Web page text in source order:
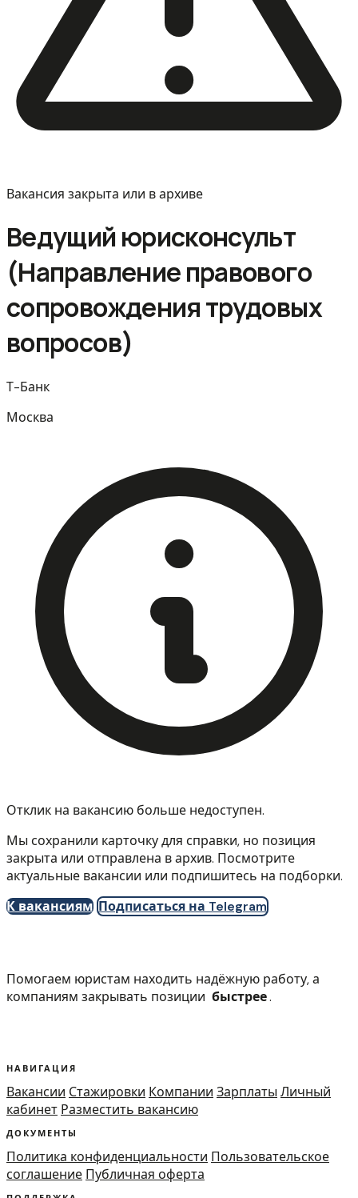
Вакансия закрыта или в архиве
Ведущий юрисконсульт
(Направление правового
сопровождения трудовых
вопросов)
Т-Банк
Москва
Отклик на вакансию больше недоступен.
Мы сохранили карточку для справки, но позиция
закрыта или отправлена в архив. Посмотрите
актуальные вакансии или подпишитесь на подборки.
К вакансиям Подписаться на Telegram
Помогаем юристам находить надёжную работу, а
компаниям закрывать позиции быстрее.
НАВИГАЦИЯ
Вакансии Стажировки Компании Зарплаты Личный
кабинет Разместить вакансию
ДОКУМЕНТЫ
Политика конфиденциальности Пользовательское
соглашение Публичная оферта